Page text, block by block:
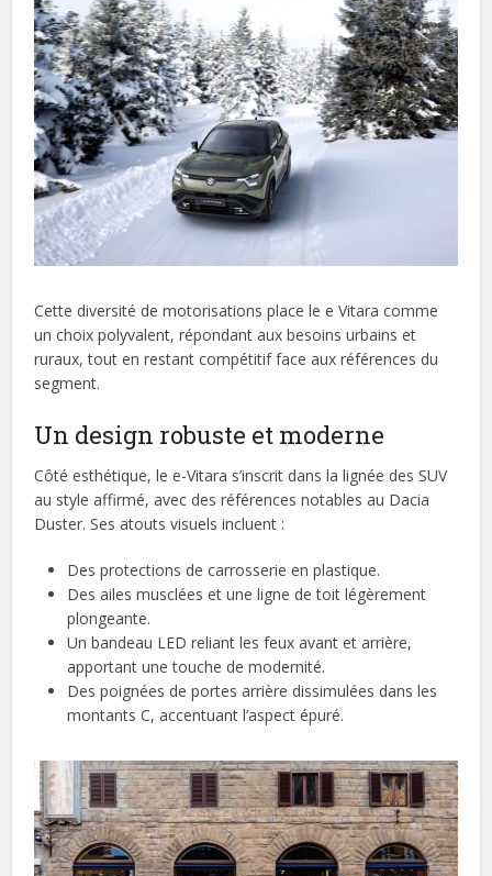
Cette diversité de motorisations place le e Vitara comme
un choix polyvalent, répondant aux besoins urbains et
ruraux, tout en restant compétitif face aux références du
segment.
Un design robuste et moderne
Côté esthétique, le e-Vitara s’inscrit dans la lignée des SUV
au style affirmé, avec des références notables au Dacia
Duster. Ses atouts visuels incluent :
Des protections de carrosserie en plastique.
Des ailes musclées et une ligne de toit légèrement
plongeante.
Un bandeau LED reliant les feux avant et arrière,
apportant une touche de modernité.
Des poignées de portes arrière dissimulées dans les
montants C, accentuant l’aspect épuré.